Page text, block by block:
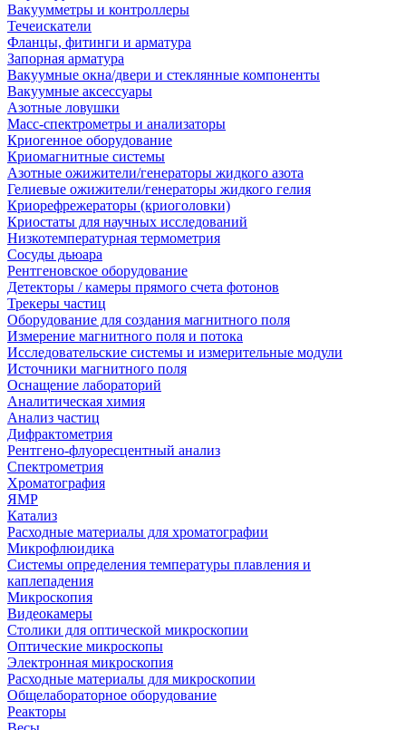
Вакуумметры и контроллеры
Течеискатели
Фланцы, фитинги и арматура
Запорная арматура
Вакуумные окна/двери и стеклянные компоненты
Вакуумные аксессуары
Азотные ловушки
Масс-спектрометры и анализаторы
Криогенное оборудование
Криомагнитные системы
Азотные ожижители/генераторы жидкого азота
Гелиевые ожижители/генераторы жидкого гелия
Криорефрежераторы (криоголовки)
Криостаты для научных исследований
Низкотемпературная термометрия
Сосуды дьюара
Рентгеновское оборудование
Детекторы / камеры прямого счета фотонов
Трекеры частиц
Оборудование для создания магнитного поля
Измерение магнитного поля и потока
Исследовательские системы и измерительные модули
Источники магнитного поля
Оснащение лабораторий
Аналитическая химия
Анализ частиц
Дифрактометрия
Рентгено-флуоресцентный анализ
Спектрометрия
Хроматография
ЯМР
Катализ
Расходные материалы для хроматографии
Микрофлюидика
Системы определения температуры плавления и
каплепадения
Микроскопия
Видеокамеры
Столики для оптической микроскопии
Оптические микроскопы
Электронная микроскопия
Расходные материалы для микроскопии
Общелабораторное оборудование
Реакторы